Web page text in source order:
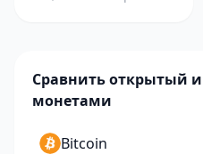
Сравнить открытый
монетами
Bitcoin